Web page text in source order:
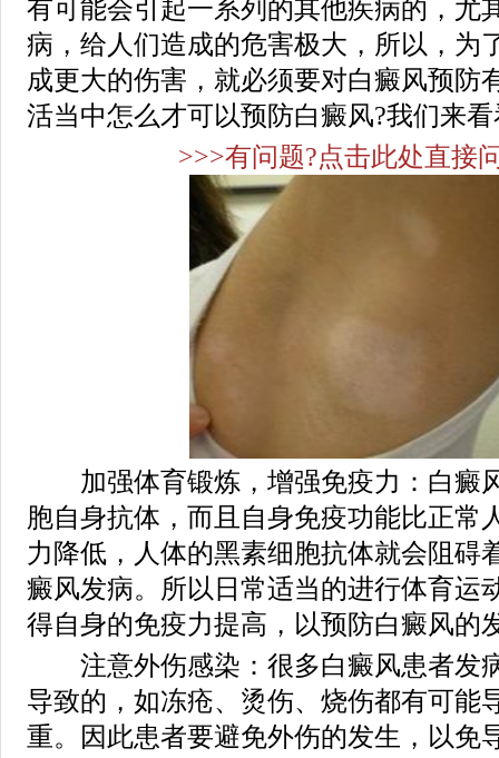
有可能会引起一系列的其他疾病的，尤
病，给人们造成的危害极大，所以，为
成更大的伤害，就必须要对白癜风预防
活当中怎么才可以预防白癜风?我们来
>>>有问题?点击此处直接
加强体育锻炼，增强免疫力：白癜
胞自身抗体，而且自身免疫功能比正常
力降低，人体的黑素细胞抗体就会阻碍
癜风发病。所以日常适当的进行体育运
得自身的免疫力提高，以预防白癜风的
注意外伤感染：很多白癜风患者发
导致的，如冻疮、烫伤、烧伤都有可能
重。因此患者要避免外伤的发生，以免